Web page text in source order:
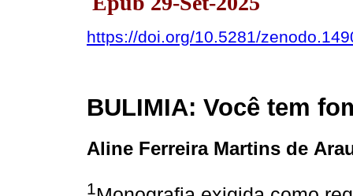
https://doi.org/10.5281/
BULIMIA: Você tem
Aline Ferreira Martins de
1